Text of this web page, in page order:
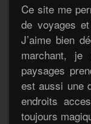
Ce site me
de voyages et
J’aime bien
marchant, je
paysages
est aussi une
endroits
toujours